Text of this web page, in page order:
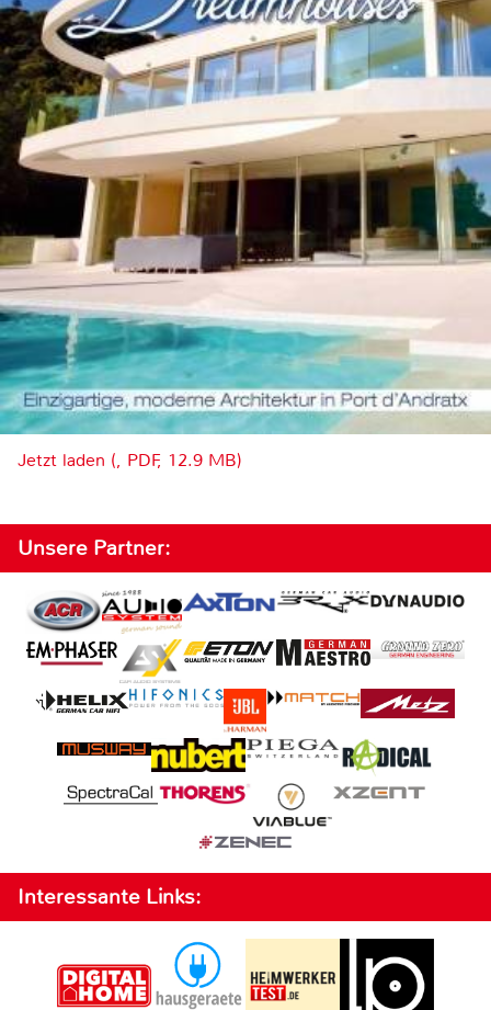
Jetzt laden (, PDF, 12.9 MB)
Unsere Partner:
Interessante Links: